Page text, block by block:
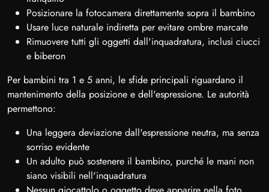
Posizionare la fotocamera direttamente sopra il bambino
Usare luce naturale indiretta per evitare ombre marcate
Rimuovere tutti gli oggetti dall'inquadratura, inclusi ciucci
e biberon
Per bambini tra 1 e 5 anni, le sfide principali riguardano il
mantenimento della posizione e dell'espressione. Le autorità
permettono:
Una leggera deviazione dall'espressione neutra, ma senza
sorriso evidente
Un adulto può sostenere il bambino, purché le mani non
siano visibili nell'inquadratura